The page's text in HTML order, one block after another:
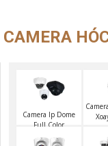
CAMERA
Camera Ip Dome
Full Color